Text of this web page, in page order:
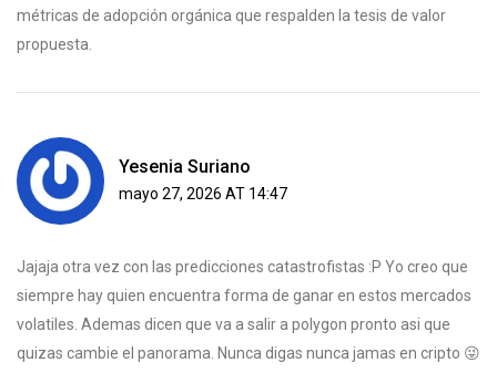
métricas de adopción orgánica que respalden la tesis de valor
propuesta.
Yesenia Suriano
mayo 27, 2026 AT 14:47
Jajaja otra vez con las predicciones catastrofistas :P Yo creo que
siempre hay quien encuentra forma de ganar en estos mercados
volatiles. Ademas dicen que va a salir a polygon pronto asi que
quizas cambie el panorama. Nunca digas nunca jamas en cripto 😜